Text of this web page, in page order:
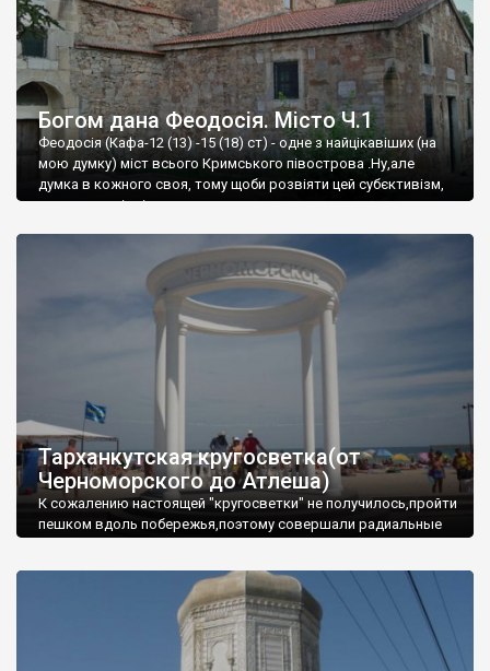
Богом дана Феодосія. Місто Ч.1
Феодосія (Кафа-12 (13) -15 (18) ст) - одне з найцікавіших (на
мою думку) міст всього Кримського півострова .Ну,але
думка в кожного своя, тому щоби розвіяти цей субєктивізм,
запрошую відвідати це
Тарханкутская кругосветка(от
Черноморского до Атлеша)
К сожалению настоящей "кругосветки" не получилось,пройти
пешком вдоль побережья,поэтому совершали радиальные